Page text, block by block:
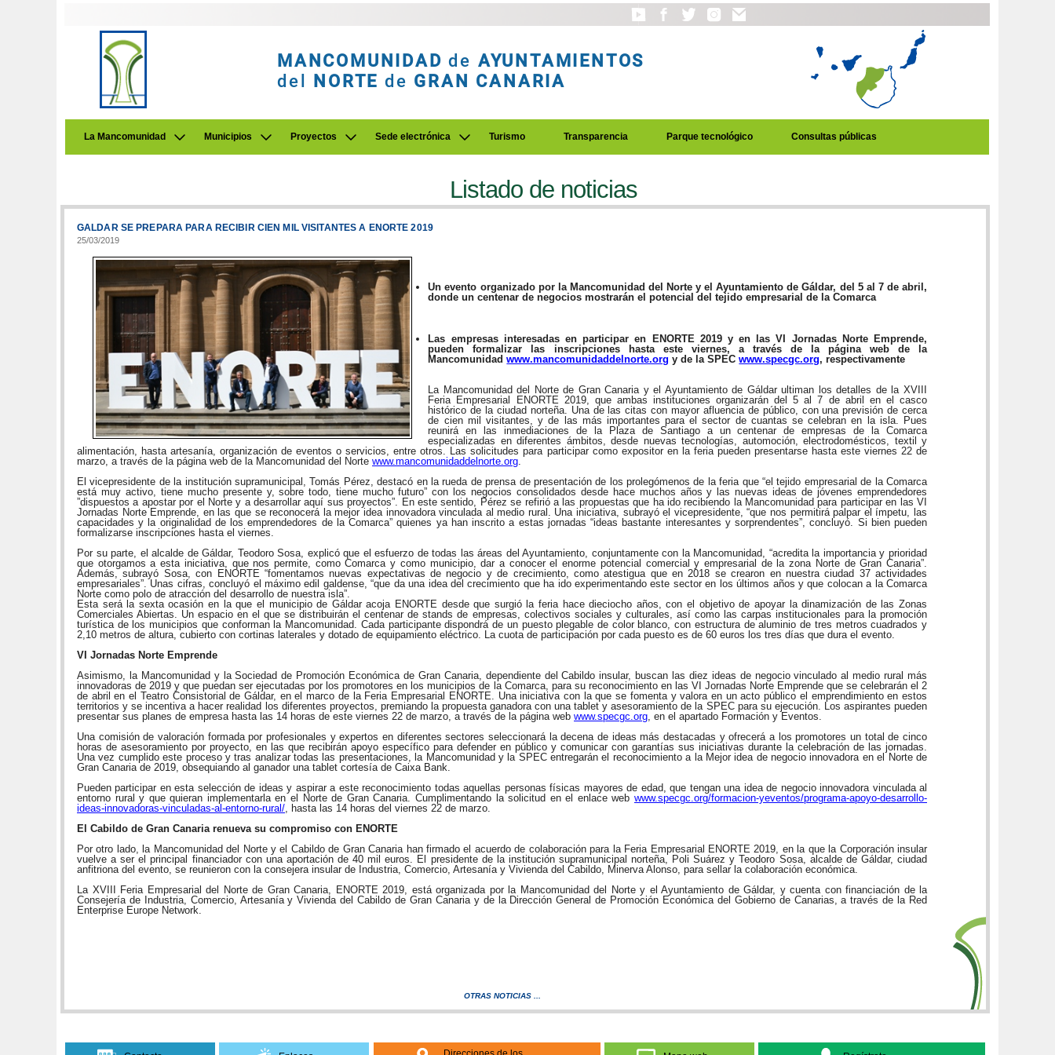
MANCOMUNIDAD de AYUNTAMIENTOS
del NORTE de GRAN CANARIA
La Mancomunidad Municipios Proyectos Sede electrónica Turismo Transparencia Parque tecnológico Consultas públicas
Listado de noticias
GALDAR SE PREPARA PARA RECIBIR CIEN MIL VISITANTES A ENORTE 2019
25/03/2019
Un evento organizado por la Mancomunidad del Norte y el Ayuntamiento de Gáldar, del 5 al 7 de abril,
donde un centenar de negocios mostrarán el potencial del tejido empresarial de la Comarca
Las empresas interesadas en participar en ENORTE 2019 y en las VI Jornadas Norte Emprende,
pueden formalizar las inscripciones hasta este viernes, a través de la página web de la
Mancomunidadwww.mancomunidaddelnorte.org y de la SPECwww.specgc.org, respectivamente
La Mancomunidad del Norte de Gran Canaria y el Ayuntamiento de Gáldar ultiman los detalles de la XVIII
Feria Empresarial ENORTE 2019, que ambas instituciones organizarán del 5 al 7 de abril en el casco
histórico de la ciudad norteña. Una de las citas con mayor afluencia de público, con una previsión de cerca
de cien mil visitantes, y de las más importantes para el sector de cuantas se celebran en la isla. Pues
reunirá en las inmediaciones de la Plaza de Santiago a un centenar de empresas de la Comarca
especializadas en diferentes ámbitos, desde nuevas tecnologías, automoción, electrodomésticos, textil y
alimentación, hasta artesanía, organización de eventos o servicios, entre otros. Las solicitudes para participar como expositor en la feria pueden presentarse hasta este viernes 22 de
marzo, a través de la página web de la Mancomunidad del Norte www.mancomunidaddelnorte.org.
El vicepresidente de la institución supramunicipal, Tomás Pérez, destacó en la rueda de prensa de presentación de los prolegómenos de la feria que “el tejido empresarial de la Comarca
está muy activo, tiene mucho presente y, sobre todo, tiene mucho futuro” con los negocios consolidados desde hace muchos años y las nuevas ideas de jóvenes emprendedores
”dispuestos a apostar por el Norte y a desarrollar aquí sus proyectos”. En este sentido, Pérez se refirió a las propuestas que ha ido recibiendo la Mancomunidad para participar en las VI
Jornadas Norte Emprende, en las que se reconocerá la mejor idea innovadora vinculada al medio rural. Una iniciativa, subrayó el vicepresidente, “que nos permitirá palpar el ímpetu, las
capacidades y la originalidad de los emprendedores de la Comarca” quienes ya han inscrito a estas jornadas “ideas bastante interesantes y sorprendentes”, concluyó. Si bien pueden
formalizarse inscripciones hasta el viernes.
Por su parte, el alcalde de Gáldar, Teodoro Sosa, explicó que el esfuerzo de todas las áreas del Ayuntamiento, conjuntamente con la Mancomunidad, “acredita la importancia y prioridad
que otorgamos a esta iniciativa, que nos permite, como Comarca y como municipio, dar a conocer el enorme potencial comercial y empresarial de la zona Norte de Gran Canaria”.
Además, subrayó Sosa, con ENORTE “fomentamos nuevas expectativas de negocio y de crecimiento, como atestigua que en 2018 se crearon en nuestra ciudad 37 actividades
empresariales”. Unas cifras, concluyó el máximo edil galdense, “que da una idea del crecimiento que ha ido experimentando este sector en los últimos años y que colocan a la Comarca
Norte como polo de atracción del desarrollo de nuestra isla”.
Esta será la sexta ocasión en la que el municipio de Gáldar acoja ENORTE desde que surgió la feria hace dieciocho años, con el objetivo de apoyar la dinamización de las Zonas
Comerciales Abiertas. Un espacio en el que se distribuirán el centenar de stands de empresas, colectivos sociales y culturales, así como las carpas institucionales para la promoción
turística de los municipios que conforman la Mancomunidad. Cada participante dispondrá de un puesto plegable de color blanco, con estructura de aluminio de tres metros cuadrados y
2,10 metros de altura, cubierto con cortinas laterales y dotado de equipamiento eléctrico. La cuota de participación por cada puesto es de 60 euros los tres días que dura el evento.
VI Jornadas Norte Emprende
Asimismo, la Mancomunidad y la Sociedad de Promoción Económica de Gran Canaria, dependiente del Cabildo insular, buscan las diez ideas de negocio vinculado al medio rural más
innovadoras de 2019 y que puedan ser ejecutadas por los promotores en los municipios de la Comarca, para su reconocimiento en las VI Jornadas Norte Emprende que se celebrarán el 2
de abril en el Teatro Consistorial de Gáldar, en el marco de la Feria Empresarial ENORTE. Una iniciativa con la que se fomenta y valora en un acto público el emprendimiento en estos
territorios y se incentiva a hacer realidad los diferentes proyectos, premiando la propuesta ganadora con una tablet y asesoramiento de la SPEC para su ejecución. Los aspirantes pueden
presentar sus planes de empresa hasta las 14 horas de este viernes 22 de marzo, a través de la página web www.specgc.org, en el apartado Formación y Eventos.
Una comisión de valoración formada por profesionales y expertos en diferentes sectores seleccionará la decena de ideas más destacadas y ofrecerá a los promotores un total de cinco
horas de asesoramiento por proyecto, en las que recibirán apoyo específico para defender en público y comunicar con garantías sus iniciativas durante la celebración de las jornadas.
Una vez cumplido este proceso y tras analizar todas las presentaciones, la Mancomunidad y la SPEC entregarán el reconocimiento a la Mejor idea de negocio innovadora en el Norte de
Gran Canaria de 2019, obsequiando al ganador una tablet cortesía de Caixa Bank.
Pueden participar en esta selección de ideas y aspirar a este reconocimiento todas aquellas personas físicas mayores de edad, que tengan una idea de negocio innovadora vinculada al
entorno rural y que quieran implementarla en el Norte de Gran Canaria. Cumplimentando la solicitud en el enlace web www.specgc.org/formacion-yeventos/programa-apoyo-desarrollo-
ideas-innovadoras-vinculadas-al-entorno-rural/, hasta las 14 horas del viernes 22 de marzo.
El Cabildo de Gran Canaria renueva su compromiso con ENORTE
Por otro lado, la Mancomunidad del Norte y el Cabildo de Gran Canaria han firmado el acuerdo de colaboración para la Feria Empresarial ENORTE 2019, en la que la Corporación insular
vuelve a ser el principal financiador con una aportación de 40 mil euros. El presidente de la institución supramunicipal norteña, Poli Suárez y Teodoro Sosa, alcalde de Gáldar, ciudad
anfitriona del evento, se reunieron con la consejera insular de Industria, Comercio, Artesanía y Vivienda del Cabildo, Minerva Alonso, para sellar la colaboración económica.
La XVIII Feria Empresarial del Norte de Gran Canaria, ENORTE 2019, está organizada por la Mancomunidad del Norte y el Ayuntamiento de Gáldar, y cuenta con financiación de la
Consejería de Industria, Comercio, Artesanía y Vivienda del Cabildo de Gran Canaria y de la Dirección General de Promoción Económica del Gobierno de Canarias, a través de la Red
Enterprise Europe Network.
OTRAS NOTICIAS ...